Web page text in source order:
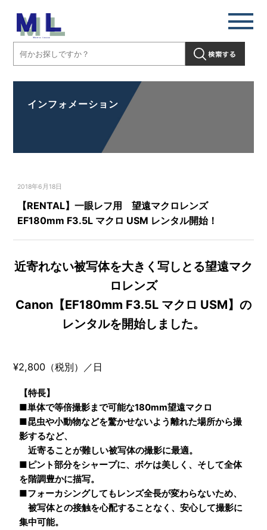
インフォメーション
2018年6月18日
【RENTAL】一眼レフ用 望遠マクロレンズ
EF180mm F3.5L マクロ USM レンタル開始！
近寄れない被写体を大きく写しとる望遠マク
ロレンズ
Canon【EF180mm F3.5L マクロ USM】の
レンタルを開始しました。
¥2,800（税別）／日
【特長】
■単体で等倍撮影まで可能な180mm望遠マクロ
■昆虫や小動物などを驚かせないよう離れた場所から撮
影するなど、
近寄ることが難しい被写体の撮影に最適。
■ピント部分をシャープに、ボケは美しく、そして全体
を階調豊かに描写。
■フォーカシングしてもレンズ全長が変わらないため、
被写体との接触を心配することなく、安心して撮影に
集中可能。